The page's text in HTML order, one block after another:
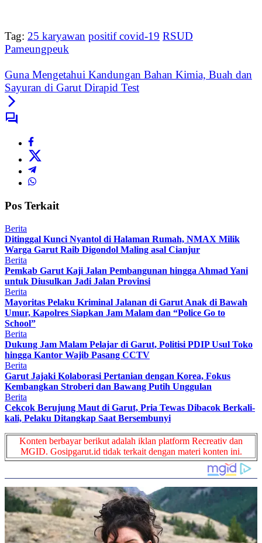
Tag: 25 karyawan positif covid-19 RSUD
Pameungpeuk
Guna Mengetahui Kandungan Bahan Kimia, Buah dan
Sayuran di Garut Dirapid Test
Pos Terkait
Berita
Ditinggal Kunci Nyantol di Halaman Rumah, NMAX Milik
Warga Garut Raib Digondol Maling asal Cianjur
Berita
Pemkab Garut Kaji Jalan Pembangunan hingga Ahmad Yani
untuk Diusulkan Jadi Jalan Provinsi
Berita
Mayoritas Pelaku Kriminal Jalanan di Garut Anak di Bawah
Umur, Kapolres Siapkan Jam Malam dan “Police Go to
School”
Berita
Dukung Jam Malam Pelajar di Garut, Politisi PDIP Usul Toko
hingga Kantor Wajib Pasang CCTV
Berita
Garut Jajaki Kolaborasi Pertanian dengan Korea, Fokus
Kembangkan Stroberi dan Bawang Putih Unggulan
Berita
Cekcok Berujung Maut di Garut, Pria Tewas Dibacok Berkali-
kali, Pelaku Ditangkap Saat Bersembunyi
Konten berbayar berikut adalah iklan platform Recreativ dan
MGID. Gosipgarut.id tidak terkait dengan materi konten ini.